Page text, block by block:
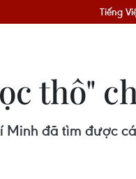
Tiếng
thô"
Minh đã tìm được